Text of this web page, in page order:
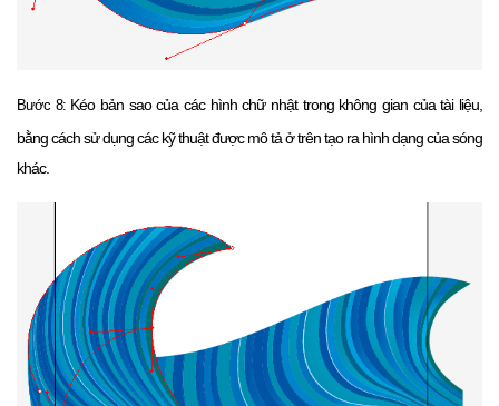
Bước 8: Kéo bản sao của các hình chữ nhật trong không gian của tài liệu,
bằng cách sử dụng các kỹ thuật được mô tả ở trên tạo ra hình dạng của sóng
khác.